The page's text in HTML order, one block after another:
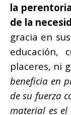
la
de la
gracia en
educación,
placeres, ni
beneficia en
de su fuerza
material es